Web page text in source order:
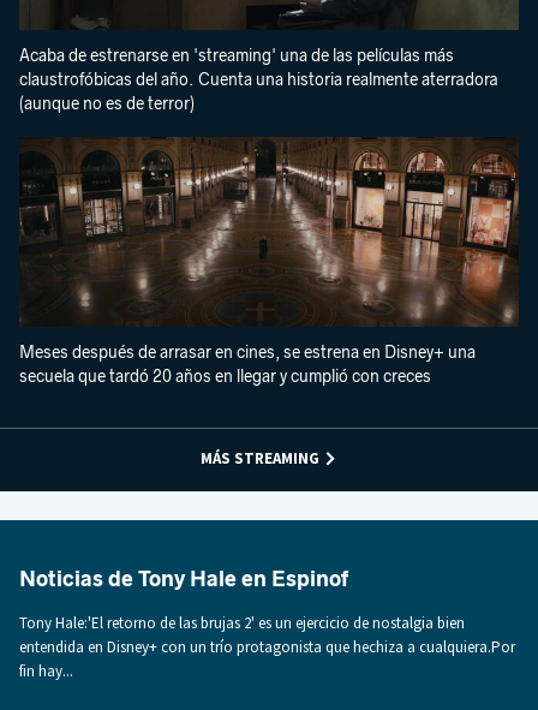
Acaba de estrenarse en 'streaming' una de las películas más
claustrofóbicas del año. Cuenta una historia realmente aterradora
(aunque no es de terror)
Meses después de arrasar en cines, se estrena en Disney+ una
secuela que tardó 20 años en llegar y cumplió con creces
MÁS STREAMING
Noticias de Tony Hale en Espinof
Tony Hale:'El retorno de las brujas 2' es un ejercicio de nostalgia bien
entendida en Disney+ con un trío protagonista que hechiza a cualquiera.Por
fin hay...